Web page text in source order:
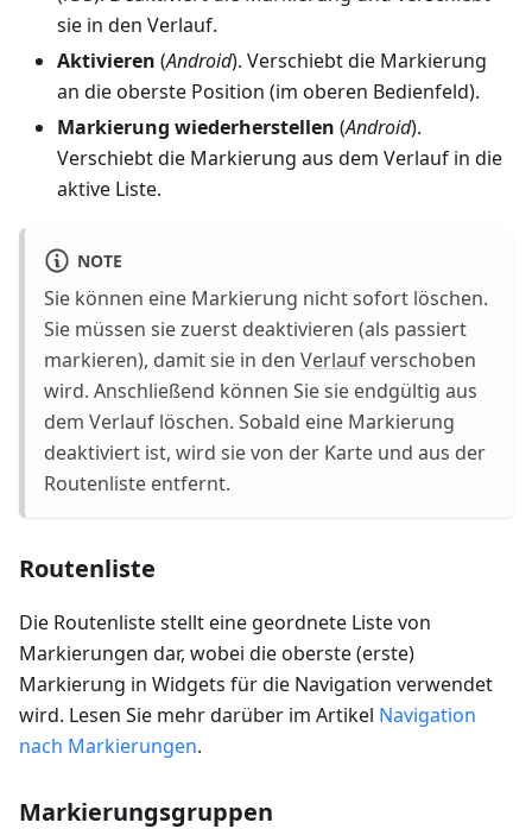
sie in den Verlauf.
Aktivieren (Android). Verschiebt die Markierung
an die oberste Position (im oberen Bedienfeld).
Markierung wiederherstellen (Android).
Verschiebt die Markierung aus dem Verlauf in die
aktive Liste.
NOTE
Sie können eine Markierung nicht sofort löschen.
Sie müssen sie zuerst deaktivieren (als passiert
markieren), damit sie in den Verlaufverschoben
wird. Anschließend können Sie sie endgültig aus
dem Verlauf löschen. Sobald eine Markierung
deaktiviert ist, wird sie von der Karte und aus der
Routenliste entfernt.
Routenliste
Die Routenliste stellt eine geordnete Liste von
Markierungen dar, wobei die oberste (erste)
Markierung in Widgets für die Navigation verwendet
wird. Lesen Sie mehr darüber im Artikel Navigation
nach Markierungen.
Markierungsgruppen